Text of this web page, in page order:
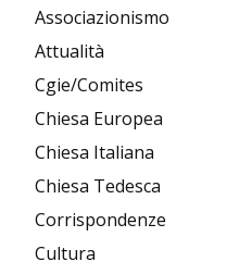
Associazionismo
Attualità
Cgie/Comites
Chiesa Europea
Chiesa Italiana
Chiesa Tedesca
Corrispondenze
Cultura